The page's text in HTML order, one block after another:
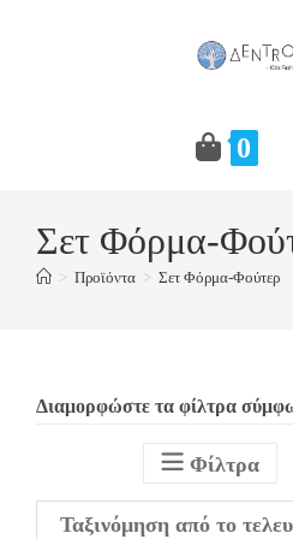
0
Σετ Φόρμα-
> Προϊόντα > Σετ Φόρμα-Φούτερ
Διαμορφώστε τα φίλτρα
Φίλτρα